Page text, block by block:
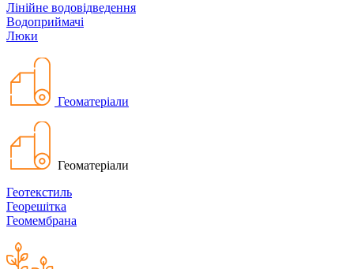
Лінійне водовідведення
Водоприймачі
Люки
Геоматеріали
Геоматеріали
Геотекстиль
Георешітка
Геомембрана